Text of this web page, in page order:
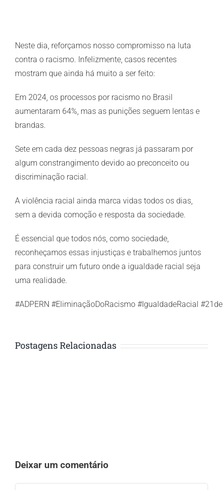
Larger
Image
Neste dia, reforçamos nosso compromisso na luta
contra o racismo. Infelizmente, casos recentes
mostram que ainda há muito a ser feito:
Em 2024, os processos por racismo no Brasil
aumentaram 64%, mas as punições seguem lentas e
brandas.
Sete em cada dez pessoas negras já passaram por
algum constrangimento devido ao preconceito ou
discriminação racial.
A violência racial ainda marca vidas todos os dias,
sem a devida comoção e resposta da sociedade.
É essencial que todos nós, como sociedade,
reconheçamos essas injustiças e trabalhemos juntos
para construir um futuro onde a igualdade racial seja
uma realidade.
#ADPERN #EliminaçãoDoRacismo #IgualdadeRacial
Postagens Relacionadas
Deixar um comentário